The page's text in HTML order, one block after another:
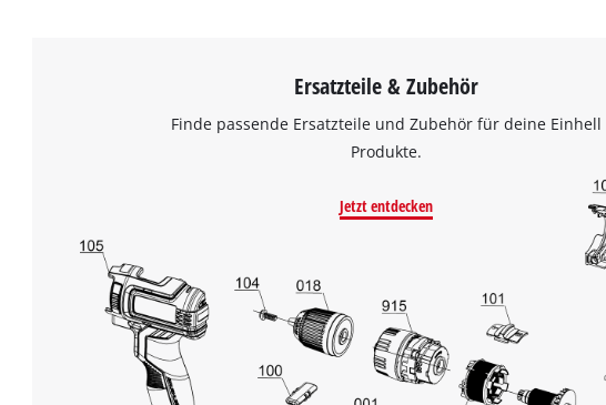
Ersatzteile & Zubehör
Finde passende Ersatzteile und Zubehör für deine Einhell
Produkte.
Jetzt entdecken